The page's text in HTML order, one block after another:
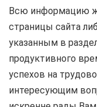
Всю информацию
страницы сайта
указанным в
продуктивного
успехов на
интересующим